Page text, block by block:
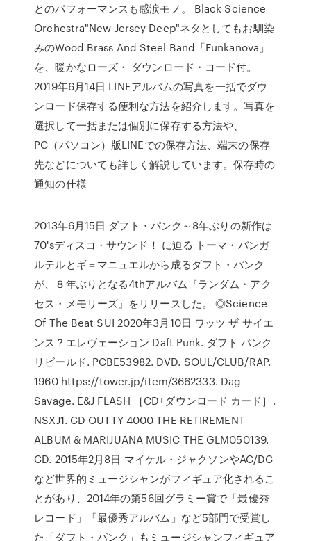
とのパフォーマンスも感涙モノ。 Black Science
Orchestra"New Jersey Deep"ネタとしてもお馴染
みのWood Brass And Steel Band「Funkanova」
を、暖かなローズ・ ダウンロード・コード付。
2019年6月14日 LINEアルバムの写真を一括でダウ
ンロード保存する便利な方法を紹介します。写真を
選択して一括または個別に保存する方法や、
PC（パソコン）版LINEでの保存方法、端末の保存
先などについても詳しく解説しています。保存時の
通知の仕様
2013年6月15日 ダフト・パンク～8年ぶりの新作は
70'sディスコ・サウンド！ に迫る トーマ・バンガ
ルテルとギ＝マニュエルから成るダフト・パンク
が、８年ぶりとなる4thアルバム『ランダム・アク
セス・メモリーズ』をリリースした。 ◎Science
Of The Beat SUI 2020年3月10日 ワッツ ザ サイエ
ンス？エレヴェーション Daft Punk. ダフト パンク
リビールド. PCBE53982. DVD. SOUL/CLUB/RAP.
1960 https://tower.jp/item/3662333. Dag
Savage. E&J FLASH ［CD+ダウンロード カード］.
NSXJ1. CD OUTTY 4000 THE RETIREMENT
ALBUM & MARIJUANA MUSIC THE GLM050139.
CD. 2015年2月8日 マイケル・ジャクソンやAC/DC
など世界的ミュージシャンがフィギュア化されるこ
とがあり、2014年の第56回グラミー賞で「最優秀
レコード」「最優秀アルバム」など5部門で受賞し
た「ダフト・パンク」もミュージシャンフィギュア